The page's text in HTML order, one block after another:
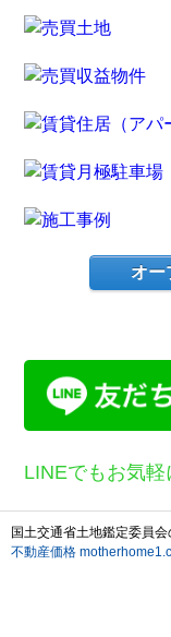
オー
LINEでもお気軽